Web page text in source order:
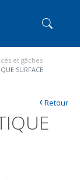
et gâches
SURFACE
‹Retour